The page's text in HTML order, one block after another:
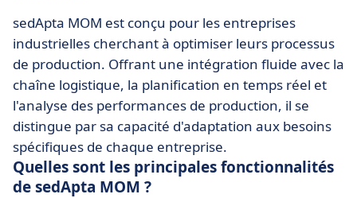
sedApta MOM est conçu pour les entreprises
industrielles cherchant à optimiser leurs processus
de production. Offrant une intégration fluide avec la
chaîne logistique, la planification en temps réel et
l'analyse des performances de production, il se
distingue par sa capacité d'adaptation aux besoins
spécifiques de chaque entreprise.
Quelles sont les principales fonctionnalités
de sedApta MOM ?